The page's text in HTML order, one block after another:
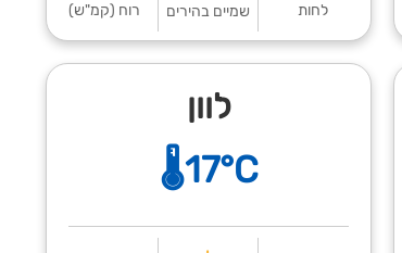
לחות שמיים בהירים רוח (קמ"ש)
לוון
🌡️17°C